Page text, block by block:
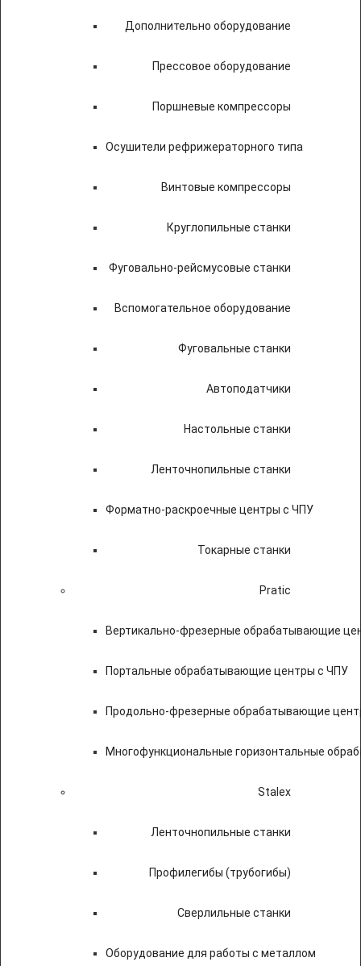
Дополнительно оборудование
Прессовое оборудование
Поршневые компрессоры
Осушители рефрижераторного типа
Винтовые компрессоры
Круглопильные станки
Фуговально-рейсмусовые станки
Вспомогательное оборудование
Фуговальные станки
Автоподатчики
Настольные станки
Ленточнопильные станки
Форматно-раскроечные центры с ЧПУ
Токарные станки
Pratic
Вертикально-фрезерные обрабатывающие
Портальные обрабатывающие центры с ЧПУ
Продольно-фрезерные обрабатывающие
Многофункциональные горизонтальные
Stalex
Ленточнопильные станки
Профилегибы (трубогибы)
Сверлильные станки
Оборудование для работы с металлом